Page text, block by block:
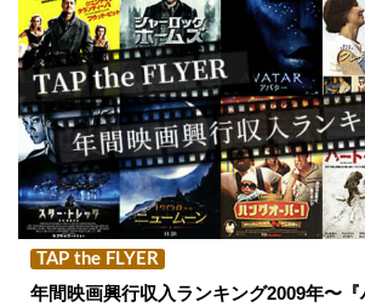
TAP the FLYER
年間映画興行収入ランキング2009年〜